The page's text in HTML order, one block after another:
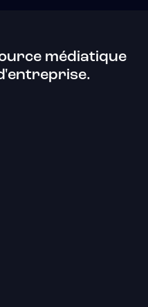
médiatique